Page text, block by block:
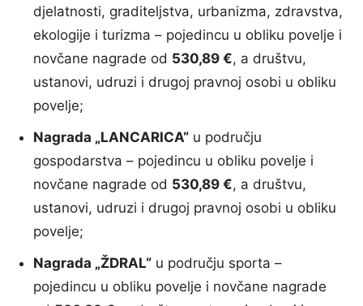
djelatnosti, graditeljstva, urbanizma, zdravstva,
ekologije i turizma – pojedincu u obliku povelje i
novčane nagrade od 530,89 €, a društvu,
ustanovi, udruzi i drugoj pravnoj osobi u obliku
povelje;
Nagrada „LANCARICA“ u području
gospodarstva – pojedincu u obliku povelje i
novčane nagrade od 530,89 €, a društvu,
ustanovi, udruzi i drugoj pravnoj osobi u obliku
povelje;
Nagrada „ŽDRAL“ u području sporta –
pojedincu u obliku povelje i novčane nagrade